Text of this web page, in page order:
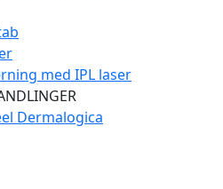
med IPL laser
Dermalogica